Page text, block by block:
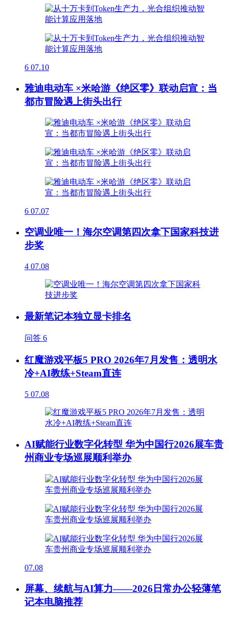
6 07.10
雅迪电动车 ×米哈游《绝区零》联动启宣：当
都市冒险遇上街头出行
6 07.07
空调业唯一！海尔空调第四次拿下国家科技进
步奖
4 07.08
最新笔记本独立显卡排名
问答 6
红魔游戏平板5 PRO 2026年7月发售：透明水
冷+AI教练+Steam直连
5 07.08
AI赋能行业数字化转型 华为中国行2026展车贵
州商业专场巡展顺利举办
07.08
屏幕、续航与AI算力——2026日常办公轻薄笔
记本电脑推荐